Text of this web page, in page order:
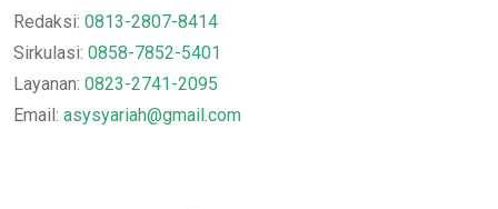
Redaksi: 0813-2807-8414
Sirkulasi: 0858-7852-5401
Layanan: 0823-2741-2095
Email: asysyariah@gmail.com